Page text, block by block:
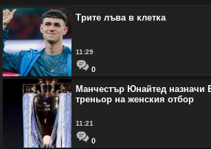
Трите лъва в клетка
11:29
0
Манчестър Юнайтед назначи
треньор на женския отбор
11:21
0